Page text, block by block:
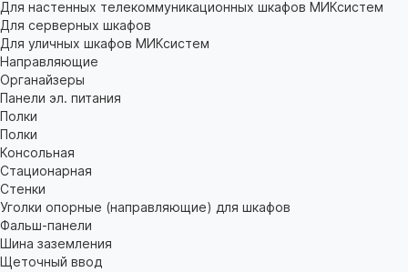
Для настенных телекоммуникационных шкафов МИКсистем
Для серверных шкафов
Для уличных шкафов МИКсистем
Направляющие
Органайзеры
Панели эл. питания
Полки
Полки
Консольная
Стационарная
Стенки
Уголки опорные (направляющие) для шкафов
Фальш-панели
Шина заземления
Щеточный ввод